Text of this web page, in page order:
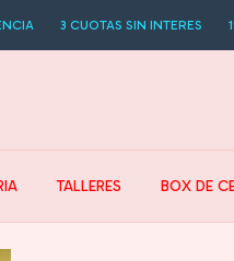
SIN INTERES 15% OFF EN
TALLERES BOX DE